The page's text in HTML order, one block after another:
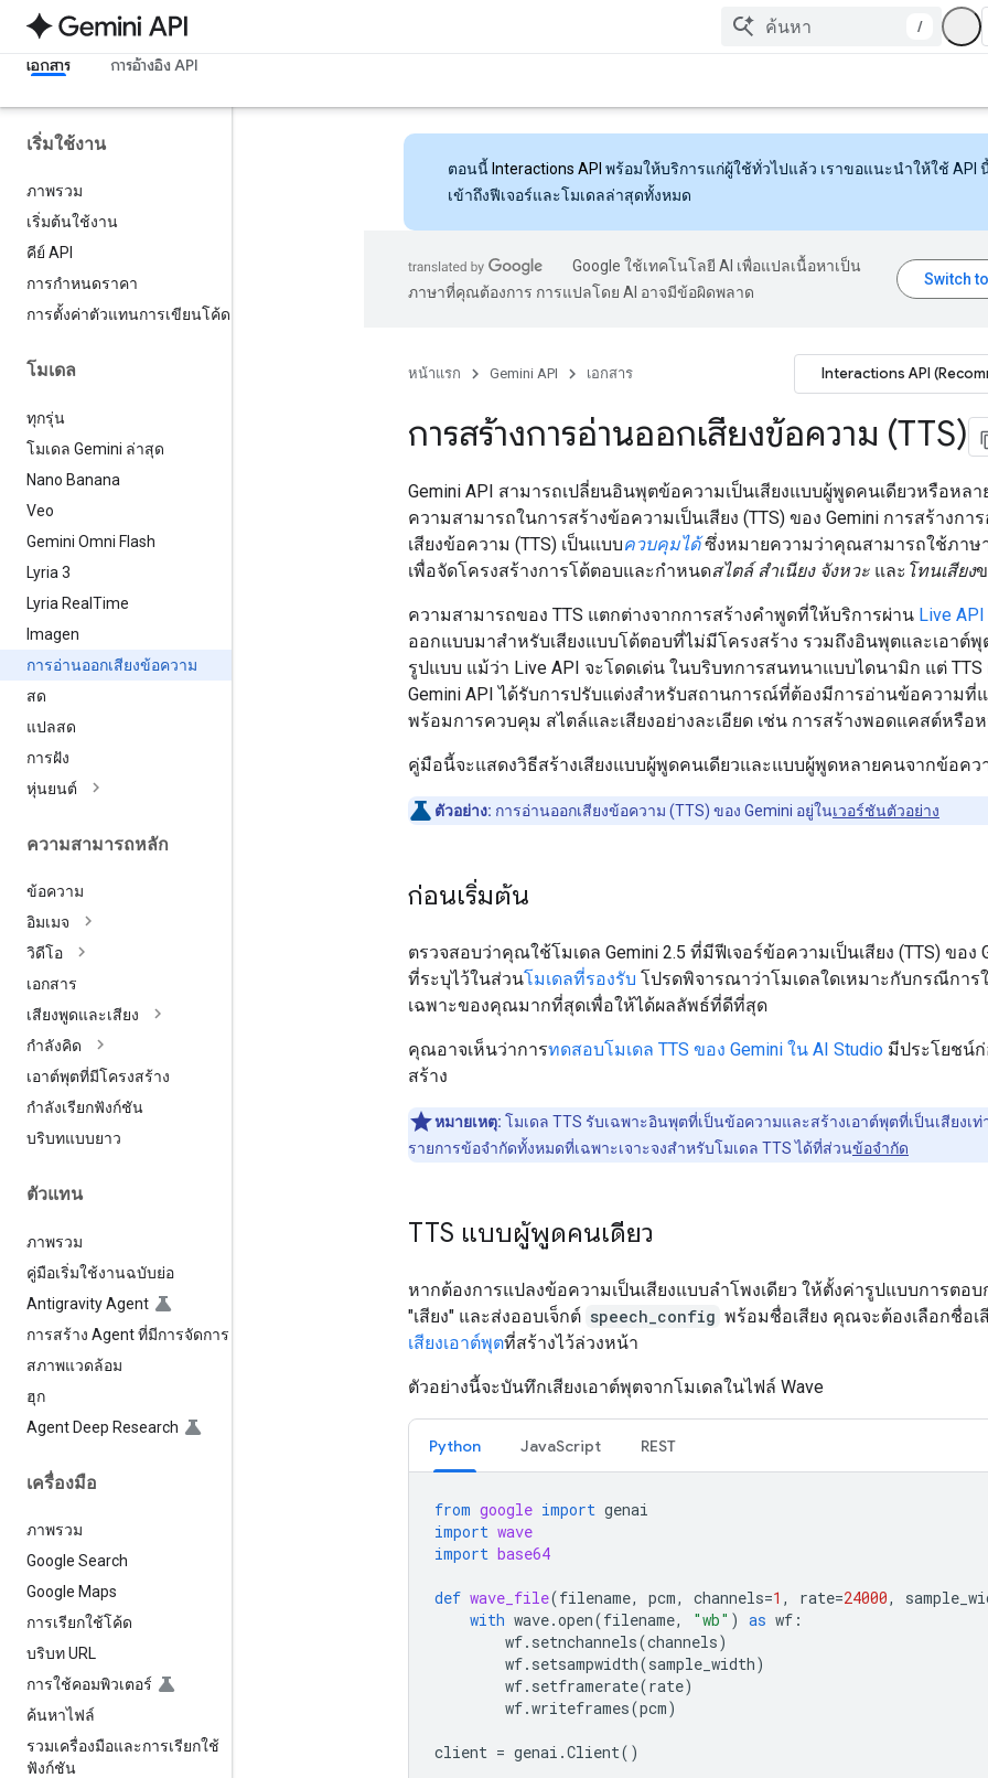
/
เอกสาร การอ้างอิง API
เริ่มใช้งาน
ภาพรวม
เริ่มต้นใช้งาน
คีย์ API
การกำหนดราคา
การตั้งค่าตัวแทนการเขียนโค้ด
โมเดล
ทุกรุ่น
โมเดล Gemini ล่าสุด
Nano Banana
Veo
Gemini Omni Flash
Lyria 3
Lyria Real Time
Imagen
การอ่านออกเสียงข้อความ
สด
แปลสด
การฝัง
หุ่นยนต์
ความสามารถหลัก
ข้อความ
อิมเมจ
วิดีโอ
เอกสาร
เสียงพูดและเสียง
กำลังคิด
เอาต์พุตที่มีโครงสร้าง
กำลังเรียกฟังก์ชัน
บริบทแบบยาว
ตัวแทน
ภาพรวม
คู่มือเริ่มใช้งานฉบับย่อ
Antigravity Agent
การสร้าง Agent ที่มีการจัดการ
สภาพแวดล้อม
ฮุก
Agent Deep Research
เครื่องมือ
ภาพรวม
Google Search
Google Maps
การเรียกใช้โค้ด
บริบท URL
การใช้คอมพิวเตอร์
ค้นหาไฟล์
รวมเครื่องมือและการเรียกใช้
ฟังก์ชัน
ตอนนี้ Interactions API พร้อมให้บริการแก่ผู้ใช้ทั่วไปแล้ว เราขอแนะนำให้ใช้ API
เข้าถึงฟีเจอร์และโมเดลล่าสุดทั้งหมด
Google ใช้เทคโนโลยี AI เพื่อแปลเนื้อหาเป็น
ภาษาที่คุณต้องการ การแปลโดย AI อาจมีข้อผิดพลาด
หน้าแรก Gemini API เอกสาร Interactions API
การสร้างการอ่านออกเสียงข้อความ (TTS)
Gemini API สามารถเปลี่ยนอินพุตข้อความเป็นเสียงแบบผู้พูดคนเดียวหรือหล
ความสามารถในการสร้างข้อความเป็นเสียง (TTS) ของ Gemini การสร้างกา
เสียงข้อความ (TTS) เป็นแบบควบคุมได้ซึ่งหมายความว่าคุณสามารถใช้ภาษ
เพื่อจัดโครงสร้างการโต้ตอบและกำหนดสไตล์ สำเนียง จังหวะ และ โทนเสียง
ความสามารถของ TTS แตกต่างจากการสร้างคำพูดที่ให้บริการผ่าน Live API
ออกแบบมาสำหรับเสียงแบบโต้ตอบที่ไม่มีโครงสร้าง รวมถึงอินพุตและเอาต์
รูปแบบ แม้ว่า Live API จะโดดเด่น ในบริบทการสนทนาแบบไดนามิก แต่ TTS
Gemini API ได้รับการปรับแต่งสำหรับสถานการณ์ที่ต้องมีการอ่านข้อความที่
พร้อมการควบคุม สไตล์และเสียงอย่างละเอียด เช่น การสร้างพอดแคสต์หรือห
คู่มือนี้จะแสดงวิธีสร้างเสียงแบบผู้พูดคนเดียวและแบบผู้พูดหลายคนจากข้อคว
ตัวอย่าง: การอ่านออกเสียงข้อความ (TTS) ของ Gemini อยู่ในเวอร์ชันตัวอย่าง
ก่อนเริ่มต้น
ตรวจสอบว่าคุณใช้โมเดล Gemini 2.5 ที่มีฟีเจอร์ข้อความเป็นเสียง (TTS) ของ
ที่ระบุไว้ในส่วนโมเดลที่รองรับ โปรดพิจารณาว่าโมเดลใดเหมาะกับกรณีการ
เฉพาะของคุณมากที่สุดเพื่อให้ได้ผลลัพธ์ที่ดีที่สุด
คุณอาจเห็นว่าการทดสอบโมเดล TTS ของ Gemini ใน AI Studio มีประโยชน์ก่
สร้าง
หมายเหตุ: โมเดล TTS รับเฉพาะอินพุตที่เป็นข้อความและสร้างเอาต์พุตที่เป็นเสียงเ
รายการข้อจำกัดทั้งหมดที่เฉพาะเจาะจงสำหรับโมเดล TTS ได้ที่ส่วนข้อจำกัด
TTS แบบผู้พูดคนเดียว
หากต้องการแปลงข้อความเป็นเสียงแบบลำโพงเดียว ให้ตั้งค่ารูปแบบการตอบ
"เสียง" และส่งออบเจ็กต์ speech_config พร้อมชื่อเสียง คุณจะต้องเลือกชื่อเ
เสียงเอาต์พุตที่สร้างไว้ล่วงหน้า
ตัวอย่างนี้จะบันทึกเสียงเอาต์พุตจากโมเดลในไฟล์ Wave
Python JavaScript REST
from google import genai
import wave
import base64
def wave_file(filename, pcm, channels=1 , rate=24000,
with wave.open(filename, "wb" ) as wf :
wf. setnchannels(channels)
wf. setsampwidth(sample_width)
wf. setframerate(rate)
wf.writeframes(pcm)
client = genai .Client()